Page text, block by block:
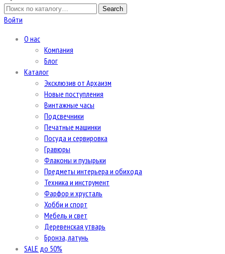
Войти
О нас
Компания
Блог
Каталог
Эксклюзив от Архаизм
Новые поступления
Винтажные часы
Подсвечники
Печатные машинки
Посуда и сервировка
Гравюры
Флаконы и пузырьки
Предметы интерьера и обихода
Техника и инструмент
Фарфор и хрусталь
Хобби и спорт
Мебель и свет
Деревенская утварь
Бронза, латунь
SALE до 50%